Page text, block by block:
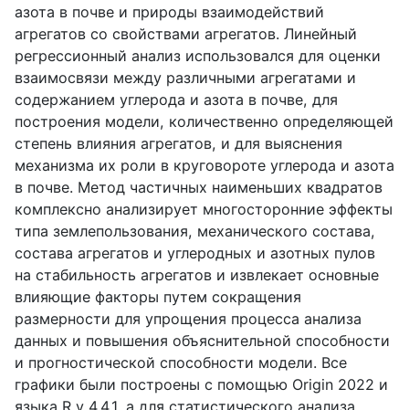
азота в почве и природы взаимодействий
агрегатов со свойствами агрегатов. Линейный
регрессионный анализ использовался для оценки
взаимосвязи между различными агрегатами и
содержанием углерода и азота в почве, для
построения модели, количественно определяющей
степень влияния агрегатов, и для выяснения
механизма их роли в круговороте углерода и азота
в почве. Метод частичных наименьших квадратов
комплексно анализирует многосторонние эффекты
типа землепользования, механического состава,
состава агрегатов и углеродных и азотных пулов
на стабильность агрегатов и извлекает основные
влияющие факторы путем сокращения
размерности для упрощения процесса анализа
данных и повышения объяснительной способности
и прогностической способности модели. Все
графики были построены с помощью Origin 2022 и